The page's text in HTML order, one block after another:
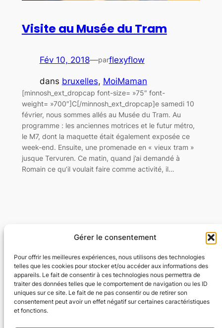
Gérer le consentement
Pour offrir les meilleures expériences, nous utilisons des technologies
telles que les cookies pour stocker et/ou accéder aux informations des
appareils. Le fait de consentir à ces technologies nous permettra de
traiter des données telles que le comportement de navigation ou les ID
uniques sur ce site. Le fait de ne pas consentir ou de retirer son
consentement peut avoir un effet négatif sur certaines caractéristiques
et fonctions.
Visite au Musée du Tram
Fév 10, 2018—parflexyflow
dans bruxelles, MoiMaman
[minnosh_ext_dropcap font-size= »75″ font-
weight= »700″]C[/minnosh_ext_dropcap]e samedi 10
février, nous sommes allés au Musée du Tram. Au
programme : les anciennes motrices et le futur métro,
le M7, dont la maquette était également exposée ce
week-end. Ensuite, une promenade en « vieux tram »
jusque Tervuren. Ce matin, quand j’ai demandé à
Romain ce qu’il voulait faire comme activité, il…
Flexyflow · Community Management · Social
Ads · Content · Web
Community Management · Social Ads · Content · Web
Parking à Forest National